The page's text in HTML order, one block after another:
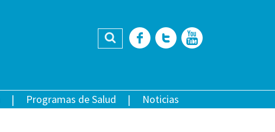
Buscar Facebook
Twitter
Programas de Salud Noticias